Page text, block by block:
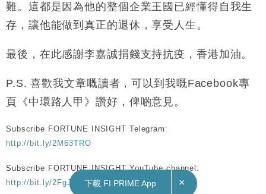
難。這都是因為他的整個企業王國已經懂得自我生
存，讓他能做到真正的退休，享受人生。
最後，在此感謝李嘉誠捐錢支持抗疫，香港加油。
P.S. 喜歡我文章嘅讀者，可以到我嘅Facebook專
頁《中環路人甲》讚好，俾啲意見。
Subscribe FORTUNE INSIGHT Telegram:
http://bit.ly/2M63TRO
Subscribe FORTUNE INSIGHT YouTube channel:
http://bit.ly/2FgJTen下載 FI PRIME App ×